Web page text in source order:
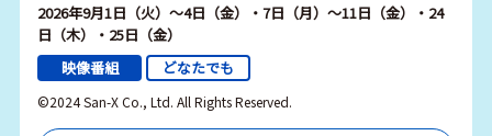
2026年9月1日（火）～4日（金）・7日（月）～11日（金）・24
日（木）・25日（金）
映像番組
どなたでも
©2024 San-X Co., Ltd. All Rights Reserved.